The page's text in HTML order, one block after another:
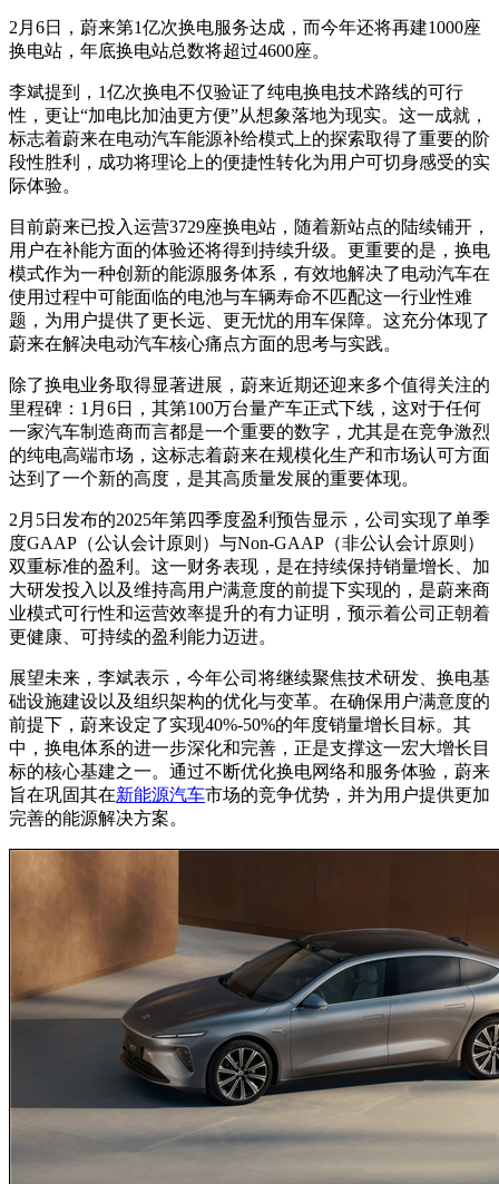
2月6日，蔚来第1亿次换电服务达成，而今年还将再建1000座
换电站，年底换电站总数将超过4600座。
李斌提到，1亿次换电不仅验证了纯电换电技术路线的可行
性，更让“加电比加油更方便”从想象落地为现实。这一成就，
标志着蔚来在电动汽车能源补给模式上的探索取得了重要的阶
段性胜利，成功将理论上的便捷性转化为用户可切身感受的实
际体验。
目前蔚来已投入运营3729座换电站，随着新站点的陆续铺开，
用户在补能方面的体验还将得到持续升级。更重要的是，换电
模式作为一种创新的能源服务体系，有效地解决了电动汽车在
使用过程中可能面临的电池与车辆寿命不匹配这一行业性难
题，为用户提供了更长远、更无忧的用车保障。这充分体现了
蔚来在解决电动汽车核心痛点方面的思考与实践。
除了换电业务取得显著进展，蔚来近期还迎来多个值得关注的
里程碑：1月6日，其第100万台量产车正式下线，这对于任何
一家汽车制造商而言都是一个重要的数字，尤其是在竞争激烈
的纯电高端市场，这标志着蔚来在规模化生产和市场认可方面
达到了一个新的高度，是其高质量发展的重要体现。
2月5日发布的2025年第四季度盈利预告显示，公司实现了单季
度GAAP（公认会计原则）与Non-GAAP（非公认会计原则）
双重标准的盈利。这一财务表现，是在持续保持销量增长、加
大研发投入以及维持高用户满意度的前提下实现的，是蔚来商
业模式可行性和运营效率提升的有力证明，预示着公司正朝着
更健康、可持续的盈利能力迈进。
展望未来，李斌表示，今年公司将继续聚焦技术研发、换电基
础设施建设以及组织架构的优化与变革。在确保用户满意度的
前提下，蔚来设定了实现40%-50%的年度销量增长目标。其
中，换电体系的进一步深化和完善，正是支撑这一宏大增长目
标的核心基建之一。通过不断优化换电网络和服务体验，蔚来
旨在巩固其在新能源汽车市场的竞争优势，并为用户提供更加
完善的能源解决方案。